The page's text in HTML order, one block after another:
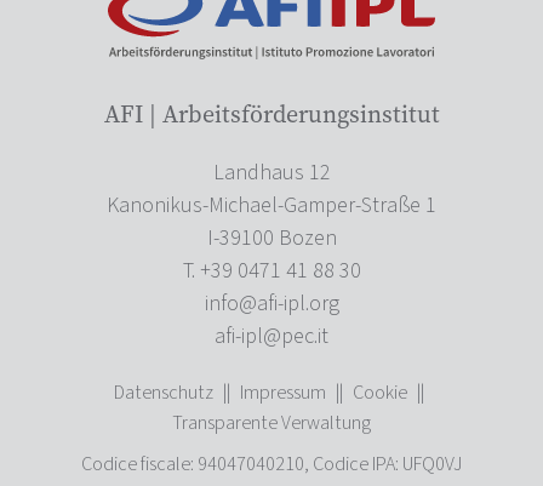
AFI | Arbeitsförderungsinstitut
Landhaus 12
Kanonikus-Michael-Gamper-Straße 1
I-39100 Bozen
T. +39 0471 41 88 30
info@afi-ipl.org
afi-ipl@pec.it
Datenschutz || Impressum || Cookie ||
Transparente Verwaltung
Codice fiscale: 94047040210, Codice IPA: UFQ0VJ